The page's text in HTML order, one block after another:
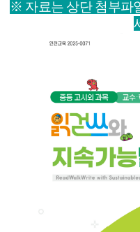
※ 자료는 상단 첨부파